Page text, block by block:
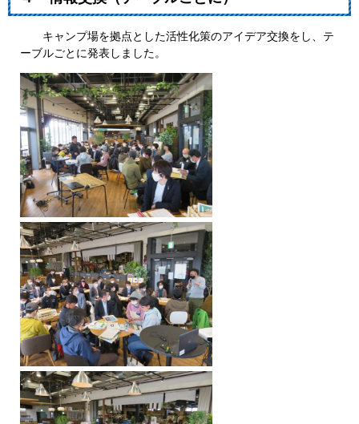
キャンプ場を拠点とした活性化策のアイデア交換をし、テ
ーブルごとに発表しました。